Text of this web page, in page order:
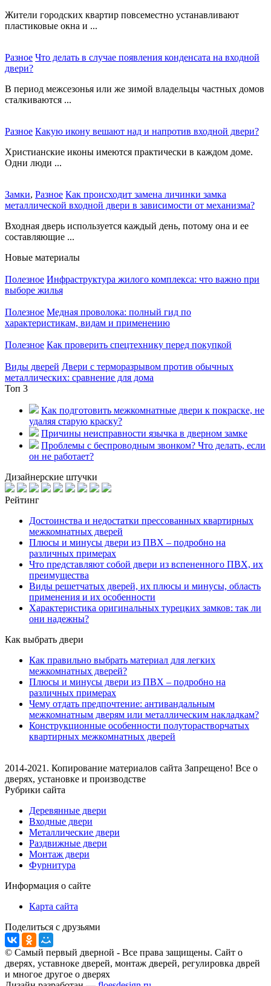
Жители городских квартир повсеместно устанавливают
пластиковые окна и ...
Разное Что делать в случае появления конденсата на входной
двери?
В период межсезонья или же зимой владельцы частных домов
сталкиваются ...
Разное Какую икону вешают над и напротив входной двери?
Христианские иконы имеются практически в каждом доме.
Одни люди ...
Замки, Разное Как происходит замена личинки замка
металлической входной двери в зависимости от механизма?
Входная дверь используется каждый день, потому она и ее
составляющие ...
Новые материалы
Полезное Инфраструктура жилого комплекса: что важно при
выборе жилья
Полезное Медная проволока: полный гид по
характеристикам, видам и применению
Полезное Как проверить спецтехнику перед покупкой
Виды дверей Двери с терморазрывом против обычных
металлических: сравнение для дома
Топ 3
Как подготовить межкомнатные двери к покраске, не
удаляя старую краску?
Причины неисправности язычка в дверном замке
Проблемы с беспроводным звонком? Что делать, если
он не работает?
Дизайнерские штучки
Рейтинг
Достоинства и недостатки прессованных квартирных
межкомнатных дверей
Плюсы и минусы двери из ПВХ – подробно на
различных примерах
Что представляют собой двери из вспененного ПВХ, их
преимущества
Виды решетчатых дверей, их плюсы и минусы, область
применения и их особенности
Характеристика оригинальных турецких замков: так ли
они надежны?
Как выбрать двери
Как правильно выбрать материал для легких
межкомнатных дверей?
Плюсы и минусы двери из ПВХ – подробно на
различных примерах
Чему отдать предпочтение: антивандальным
межкомнатным дверям или металлическим накладкам?
Конструкционные особенности полуторастворчатых
квартирных межкомнатных дверей
2014-2021. Копирование материалов сайта Запрещено! Все о
дверях, установке и производстве
Рубрики сайта
Деревянные двери
Входные двери
Металлические двери
Раздвижные двери
Монтаж двери
Фурнитура
Информация о сайте
Карта сайта
Поделиться с друзьями
© Самый первый дверной - Все права защищены. Сайт о
дверях, уставноке дверей, монтаж дверей, регулировка дврей
и многое другое о дверях